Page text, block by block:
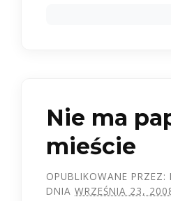
Nie ma
mieście
OPUBLIKOWANE PRZEZ:
DNIA WRZEŚNIA 23,